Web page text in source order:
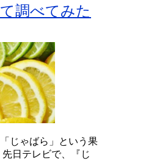
調べてみた
じゃばら」という果
日テレビで、『じ